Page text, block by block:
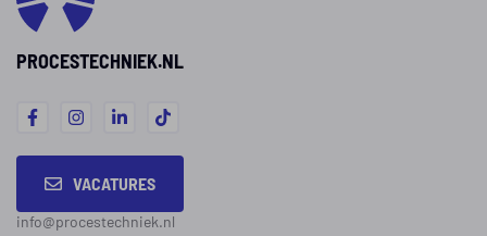
PROCESTECHNIEK.NL
VACATURES
info@procestechniek.nl